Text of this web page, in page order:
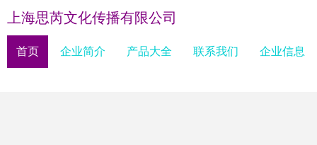
上海思芮文化传播有限公司
首页 企业简介 产品大全 联系我们 企业信息